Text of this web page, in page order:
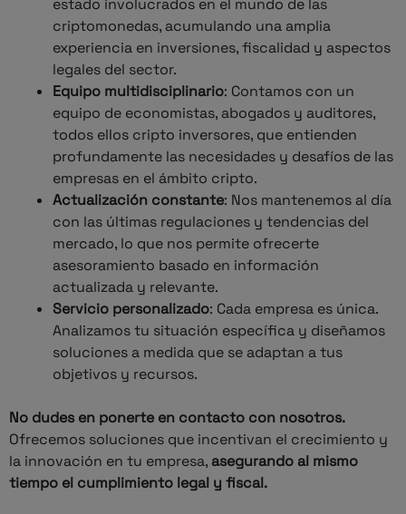
estado involucrados en el mundo de las
criptomonedas, acumulando una amplia
experiencia en inversiones, fiscalidad y aspectos
legales del sector.
Equipo multidisciplinario: Contamos con un
equipo de economistas, abogados y auditores,
todos ellos cripto inversores, que entienden
profundamente las necesidades y desafíos de las
empresas en el ámbito cripto.
Actualización constante: Nos mantenemos al día
con las últimas regulaciones y tendencias del
mercado, lo que nos permite ofrecerte
asesoramiento basado en información
actualizada y relevante.
Servicio personalizado: Cada empresa es única.
Analizamos tu situación específica y diseñamos
soluciones a medida que se adaptan a tus
objetivos y recursos.
No dudes en ponerte en contacto con nosotros.
Ofrecemos soluciones que incentivan el crecimiento y
la innovación en tu empresa, asegurando al mismo
tiempo el cumplimiento legal y fiscal.